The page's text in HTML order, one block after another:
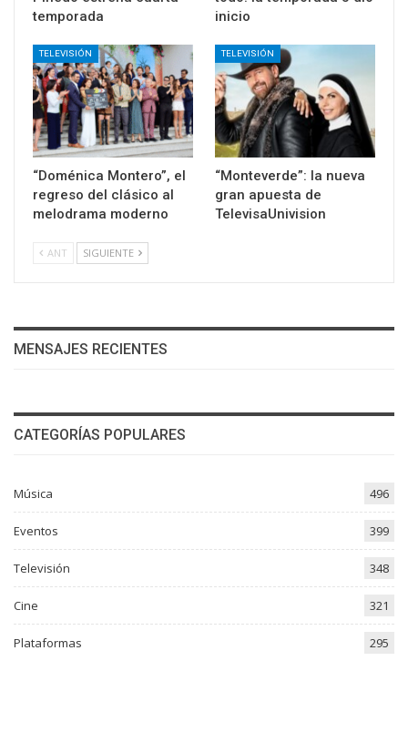
temporada
inicio
TELEVISIÓN
“Doménica Montero”, el
regreso del clásico al
melodrama moderno
TELEVISIÓN
“Monteverde”: la nueva
gran apuesta de
TelevisaUnivision
ANT SIGUIENTE
MENSAJES RECIENTES
CATEGORÍAS POPULARES
Música 496
Eventos 399
Televisión 348
Cine 321
Plataformas 295